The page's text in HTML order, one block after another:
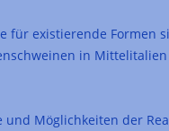
für existierende Formen
in
Möglichkeiten der